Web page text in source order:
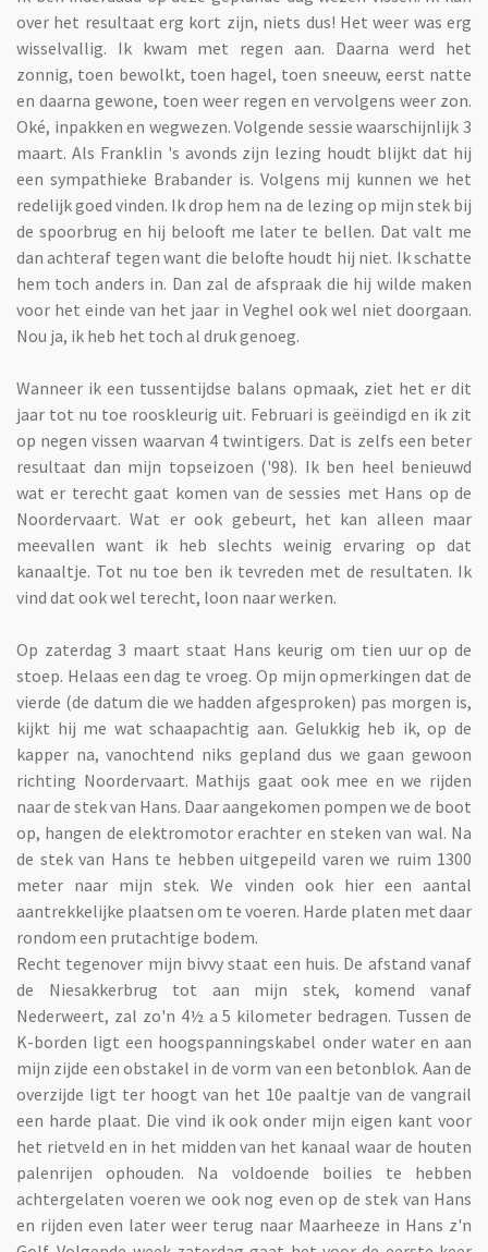
over het resultaat erg kort zijn, niets dus! Het weer was erg
wisselvallig. Ik kwam met regen aan. Daarna werd het
zonnig, toen bewolkt, toen hagel, toen sneeuw, eerst natte
en daarna gewone, toen weer regen en vervolgens weer zon.
Oké, inpakken en wegwezen. Volgende sessie waarschijnlijk 3
maart. Als Franklin 's avonds zijn lezing houdt blijkt dat hij
een sympathieke Brabander is. Volgens mij kunnen we het
redelijk goed vinden. Ik drop hem na de lezing op mijn stek bij
de spoorbrug en hij belooft me later te bellen. Dat valt me
dan achteraf tegen want die belofte houdt hij niet. Ik schatte
hem toch anders in. Dan zal de afspraak die hij wilde maken
voor het einde van het jaar in Veghel ook wel niet doorgaan.
Nou ja, ik heb het toch al druk genoeg.
Wanneer ik een tussentijdse balans opmaak, ziet het er dit
jaar tot nu toe rooskleurig uit. Februari is geëindigd en ik zit
op negen vissen waarvan 4 twintigers. Dat is zelfs een beter
resultaat dan mijn topseizoen ('98). Ik ben heel benieuwd
wat er terecht gaat komen van de sessies met Hans op de
Noordervaart. Wat er ook gebeurt, het kan alleen maar
meevallen want ik heb slechts weinig ervaring op dat
kanaaltje. Tot nu toe ben ik tevreden met de resultaten. Ik
vind dat ook wel terecht, loon naar werken.
Op zaterdag 3 maart staat Hans keurig om tien uur op de
stoep. Helaas een dag te vroeg. Op mijn opmerkingen dat de
vierde (de datum die we hadden afgesproken) pas morgen is,
kijkt hij me wat schaapachtig aan. Gelukkig heb ik, op de
kapper na, vanochtend niks gepland dus we gaan gewoon
richting Noordervaart. Mathijs gaat ook mee en we rijden
naar de stek van Hans. Daar aangekomen pompen we de boot
op, hangen de elektromotor erachter en steken van wal. Na
de stek van Hans te hebben uitgepeild varen we ruim 1300
meter naar mijn stek. We vinden ook hier een aantal
aantrekkelijke plaatsen om te voeren. Harde platen met daar
rondom een prutachtige bodem.
Recht tegenover mijn bivvy staat een huis. De afstand vanaf
de Niesakkerbrug tot aan mijn stek, komend vanaf
Nederweert, zal zo'n 4½ a 5 kilometer bedragen. Tussen de
K-borden ligt een hoogspanningskabel onder water en aan
mijn zijde een obstakel in de vorm van een betonblok. Aan de
overzijde ligt ter hoogt van het 10e paaltje van de vangrail
een harde plaat. Die vind ik ook onder mijn eigen kant voor
het rietveld en in het midden van het kanaal waar de houten
palenrijen ophouden. Na voldoende boilies te hebben
achtergelaten voeren we ook nog even op de stek van Hans
en rijden even later weer terug naar Maarheeze in Hans z'n